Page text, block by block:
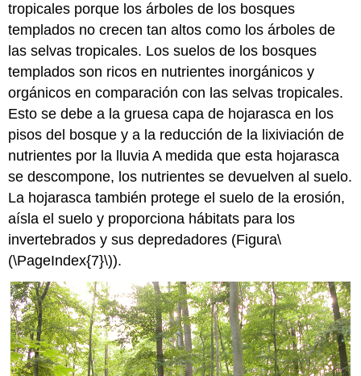
tropicales porque los árboles de los bosques
templados no crecen tan altos como los árboles de
las selvas tropicales. Los suelos de los bosques
templados son ricos en nutrientes inorgánicos y
orgánicos en comparación con las selvas tropicales.
Esto se debe a la gruesa capa de hojarasca en los
pisos del bosque y a la reducción de la lixiviación de
nutrientes por la lluvia A medida que esta hojarasca
se descompone, los nutrientes se devuelven al suelo.
La hojarasca también protege el suelo de la erosión,
aísla el suelo y proporciona hábitats para los
invertebrados y sus depredadores (Figura\
(\PageIndex{7}\)).